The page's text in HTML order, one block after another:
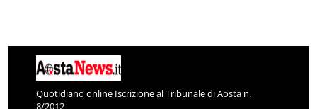
Quotidiano online Iscrizione al Tribunale di Aosta n.
8/2012